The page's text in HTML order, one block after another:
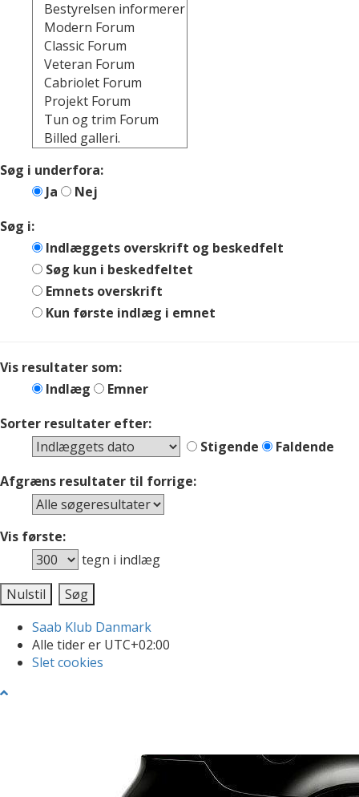
Søg i underfora:
Ja
Nej
Søg i:
Indlæggets overskrift og beskedfelt
Søg kun i beskedfeltet
Emnets overskrift
Kun første indlæg i emnet
Vis resultater som:
Indlæg
Emner
Sorter resultater efter:
Stigende
Faldende
Afgræns resultater til forrige:
Vis første:
tegn i indlæg
Saab Klub Danmark
Alle tider er UTC+02:00
Slet cookies